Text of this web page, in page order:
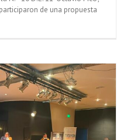
de una propuesta